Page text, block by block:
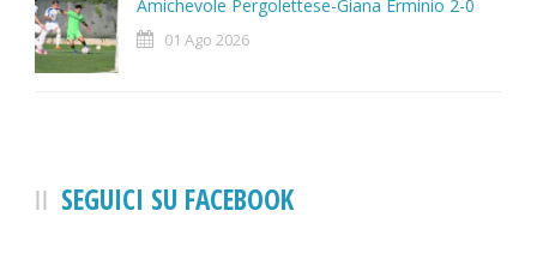
Amichevole Pergolettese-Giana Erminio 2-0
01 Ago 2026
SEGUICI SU FACEBOOK